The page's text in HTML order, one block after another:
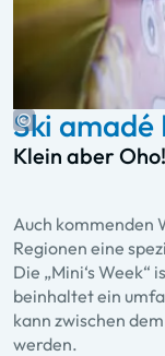
Ski amadé
Klein aber Oho!
Auch kommenden
Regionen eine
Die „Mini‘s
beinhaltet ein
kann zwischen dem
werden.